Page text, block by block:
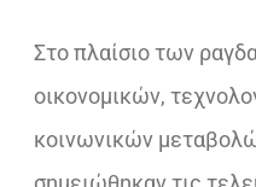
Στο πλαίσιο των
οικονομικών,
κοινωνικών